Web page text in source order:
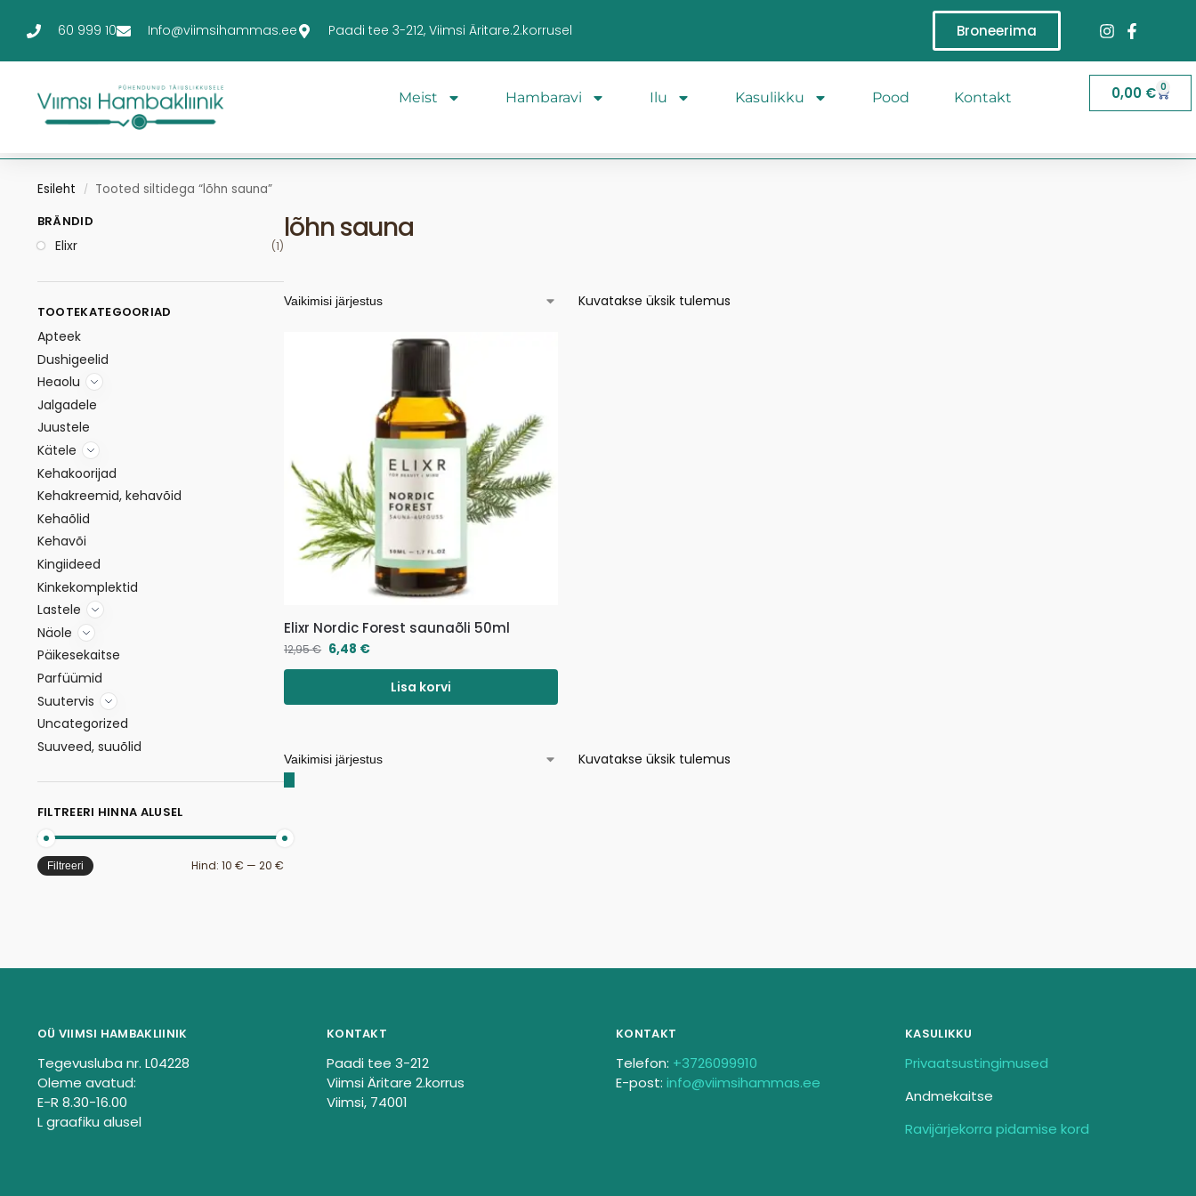
60 999 10 Info@viimsihammas.ee Paadi tee 3-212, Viimsi Äritare.2.korrusel Broneerima
Meist Hambaravi Ilu Kasulikku Pood Kontakt 0,00 € 0
Esileht / Tooted siltidega “lõhn sauna”
lõhn sauna
Kuvatakse üksik tulemus
Elixr Nordic Forest saunaõli 50ml
12,95€ 6,48 €
Lisa korvi
Kuvatakse üksik tulemus
BRÄNDID
Elixr (1)
TOOTEKATEGOORIAD
Apteek
Dushigeelid
Heaolu
Jalgadele
Juustele
Kätele
Kehakoorijad
Kehakreemid, kehavõid
Kehaõlid
Kehavõi
Kingiideed
Kinkekomplektid
Lastele
Näole
Päikesekaitse
Parfüümid
Suutervis
Uncategorized
Suuveed, suuõlid
FILTREERI HINNA ALUSEL
Filtreeri Hind:10 € —20 €
OÜ VIIMSI HAMBAKLIINIK
Tegevusluba nr. L04228
Oleme avatud:
E-R 8.30-16.00
L graafiku alusel
KONTAKT
Paadi tee 3-212
Viimsi Äritare 2.korrus
Viimsi, 74001
KONTAKT
Telefon: +3726099910
E-post: info@viimsihammas.ee
KASULIKKU
Privaatsustingimused
Andmekaitse
Ravijärjekorra pidamise kord